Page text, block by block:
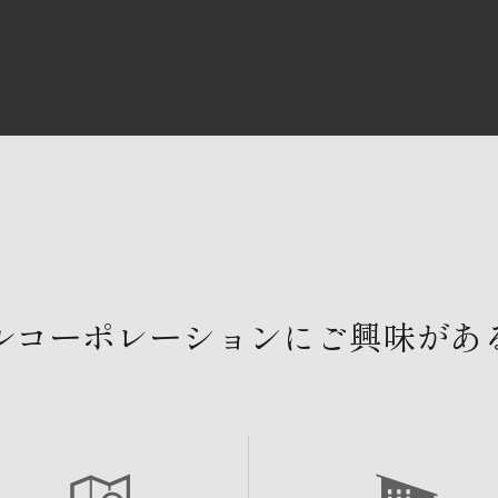
コーポレーションにご興味があ